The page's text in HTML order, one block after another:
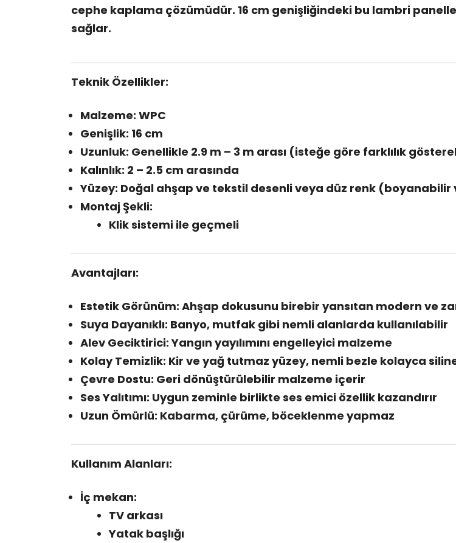
cephe kaplama çözümüdür. 16 cm genişliğindeki bu lambri
sağlar.
Teknik Özellikler:
Malzeme: WPC
Genişlik: 16 cm
Uzunluk: Genellikle 2.9 m – 3 m arası (isteğe göre farklılık
Kalınlık: 2 – 2.5 cm arasında
Yüzey: Doğal ahşap ve tekstil desenli veya düz renk (boyanabilir
Montaj Şekli:
Klik sistemi ile geçmeli
Avantajları:
Estetik Görünüm: Ahşap dokusunu birebir yansıtan modern ve
Suya Dayanıklı: Banyo, mutfak gibi nemli alanlarda kullanılabilir
Alev Geciktirici: Yangın yayılımını engelleyici malzeme
Kolay Temizlik: Kir ve yağ tutmaz yüzey, nemli bezle kolayca
Çevre Dostu: Geri dönüştürülebilir malzeme içerir
Ses Yalıtımı: Uygun zeminle birlikte ses emici özellik kazandırır
Uzun Ömürlü: Kabarma, çürüme, böceklenme yapmaz
Kullanım Alanları:
İç mekan:
TV arkası
Yatak başlığı